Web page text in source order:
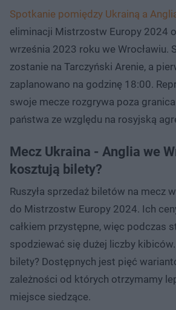
Spotkanie pomiędzy Ukrainą a
eliminacji Mistrzostw Europy 2024
września 2023 roku we Wrocławiu.
zostanie na Tarczyński Arenie, a
zaplanowano na godzinę 18:00.
swoje mecze rozgrywa poza
państwa ze względu na rosyjską
Mecz Ukraina - Anglia we
kosztują bilety?
Ruszyła sprzedaż biletów na mecz
do Mistrzostw Europy 2024. Ich
całkiem przystępne, więc podczas
spodziewać się dużej liczby
bilety? Dostępnych jest pięć
zależności od których otrzymamy
miejsce siedzące.